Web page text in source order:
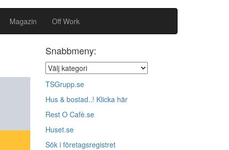
Magazin Off Work
Snabbmeny:
TSGrupp.se
Hus & bostad..! Klicka här
Rest O Cafè.se
Huset.se
Sök i företagsregistret